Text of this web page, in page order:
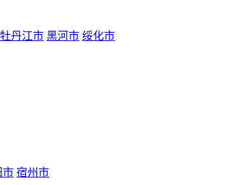
牡丹江市 黑河市 绥化市
市 宿州市